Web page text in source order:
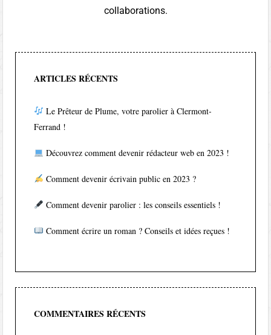
collaborations.
ARTICLES RÉCENTS
Le Prêteur de Plume, votre parolier à Clermont-
Ferrand !
Découvrez comment devenir rédacteur web en 2023 !
Comment devenir écrivain public en 2023 ?
Comment devenir parolier : les conseils essentiels !
Comment écrire un roman ? Conseils et idées reçues !
COMMENTAIRES RÉCENTS